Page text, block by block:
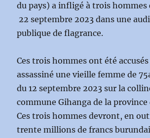
du pays) a infligé à trois hommes
22 septembre 2023 dans une
publique de flagrance.
Ces trois hommes ont été
assassiné une vieille femme de
du 12 septembre 2023 sur la
commune Gihanga de la province
Ces trois hommes devront, en
trente millions de francs